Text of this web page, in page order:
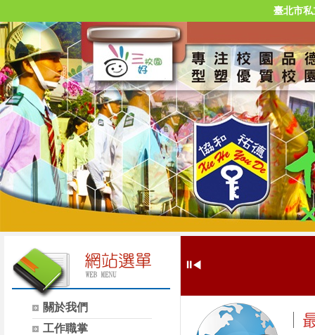
臺北市
關於我們
工作職掌
⏸◀